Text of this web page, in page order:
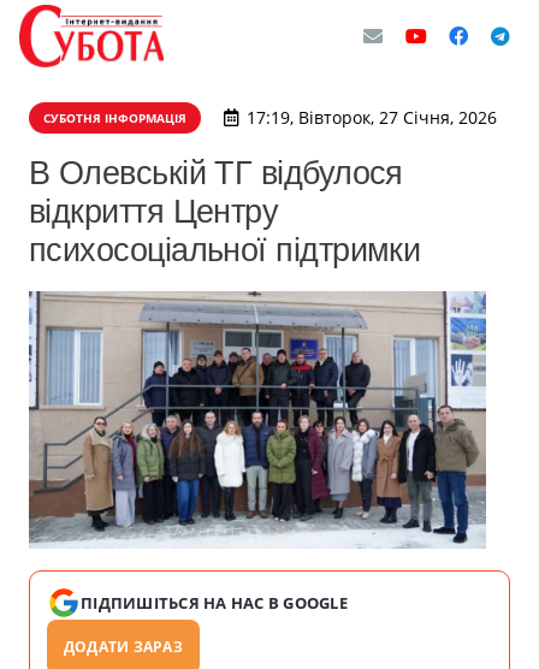
СУБОТНЯ ІНФОРМАЦІЯ 17:19, Вівторок, 27 Січня, 2026
В Олевській ТГ відбулося
відкриття Центру
психосоціальної підтримки
ПІДПИШІТЬСЯ НА НАС В GOOGLE
ДОДАТИ ЗАРАЗ